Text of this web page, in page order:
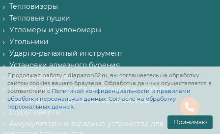
Продолжая работу с diapazon82.ru, вы соглашаетесь на обработку
сайтом cookies вашего браузера. Обработка данных осуществляется в
соответствии сПолитикой конфиденциальности и правилами
обработки персональных данных.Согласие на обработку
персональных данных.
Принимаю
Тепловизоры
Тепловые пушки
Угломеры и уклономеры
Угольники
Ударно-рычажный инструмент
Установки алмазного бурения
Штангенциркули
Штанги, штативы для нивелиров и уровней
Ящики для инструмента, органайзеры
Шуруповерты
Аккумуляторы и зарядные устройства для